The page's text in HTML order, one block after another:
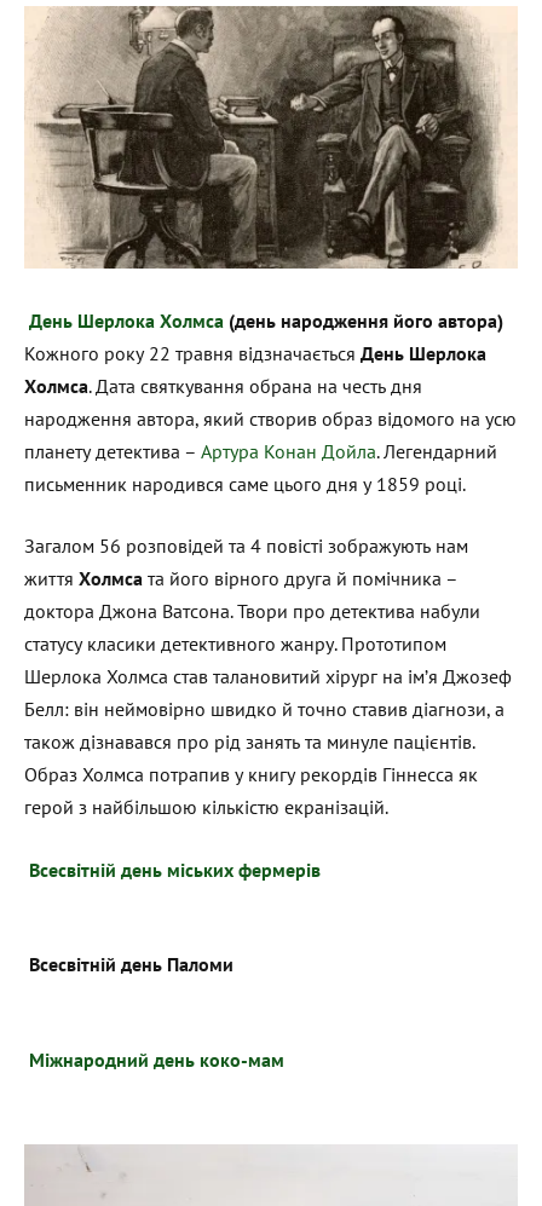
День Шерлока Холмса (день народження його автора)
Кожного року 22 травня відзначається День Шерлока
Холмса. Дата святкування обрана на честь дня
народження автора, який створив образ відомого на усю
планету детектива – Артура Конан Дойла. Легендарний
письменник народився саме цього дня у 1859 році.
Загалом 56 розповідей та 4 повісті зображують нам
життя Холмса та його вірного друга й помічника –
доктора Джона Ватсона. Твори про детектива набули
статусу класики детективного жанру. Прототипом
Шерлока Холмса став талановитий хірург на ім’я Джозеф
Белл: він неймовірно швидко й точно ставив діагнози, а
також дізнавався про рід занять та минуле пацієнтів.
Образ Холмса потрапив у книгу рекордів Гіннесса як
герой з найбільшою кількістю екранізацій.
Всесвітній день міських фермерів
Всесвітній день Паломи
Міжнародний день коко-мам